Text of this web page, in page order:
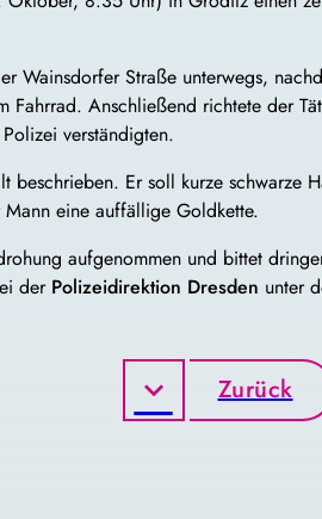
Wainsdorfer Straße unterwegs,
Anschließend richtete der
verständigten.
Er soll kurze schwarze
eine auffällige Goldkette.
aufgenommen und bittet
der Polizeidirektion Dresden unter
Zurück